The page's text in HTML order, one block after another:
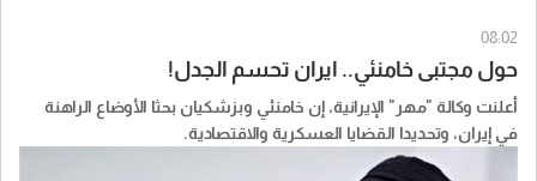
08:02
حول مجتبى خامنئي.. ايران تحسم الجدل!
أعلنت وكالة "مهر" الإيرانية، إن خامنئي وبزشكيان بحثا الأوضاع الراهنة
في إيران، وتحديدا القضايا العسكرية والاقتصادية.